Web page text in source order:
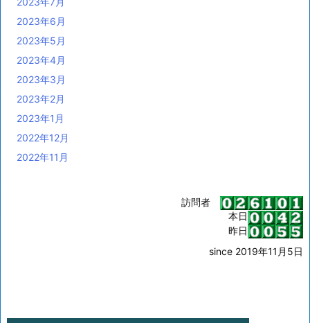
2023年6月
2023年5月
2023年4月
2023年3月
2023年2月
2023年1月
2022年12月
2022年11月
訪問者
本日
昨日
since 2019年11月5日